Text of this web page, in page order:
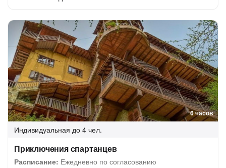
6 часов
Индивидуальная до 4 чел.
Приключения спартанцев
Расписание: Ежедневно по согласованию